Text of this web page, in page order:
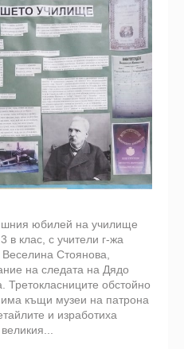
юбилей на училище
в клас, с учители г-жа
Стоянова,
на следата на Дядо
Третокласниците обстойно
къщи музеи на патрона
и изработиха